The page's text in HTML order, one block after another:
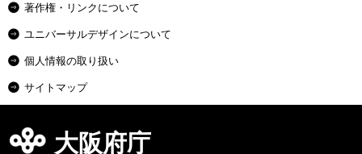
著作権・リンクについて
ユニバーサルデザインについて
個人情報の取り扱い
サイトマップ
大阪府庁